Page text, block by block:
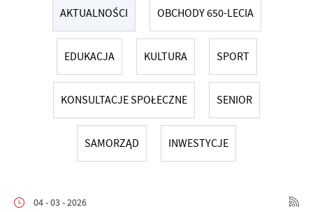
AKTUALNOŚCI OBCHODY 650-LECIA
EDUKACJA KULTURA SPORT
KONSULTACJE SPOŁECZNE SENIOR
SAMORZĄD INWESTYCJE
04 - 03 - 2026